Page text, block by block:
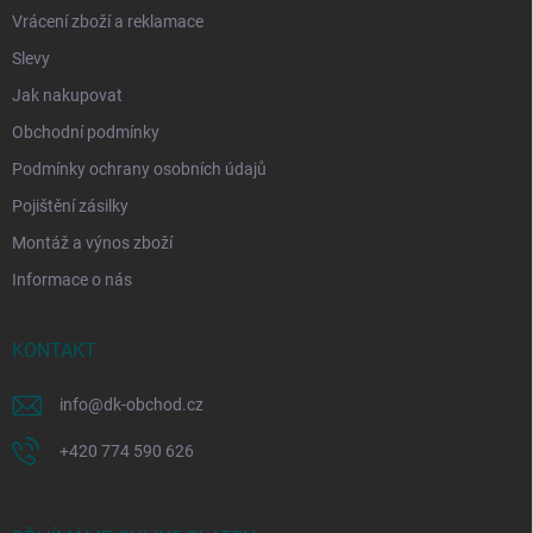
Vrácení zboží a reklamace
Slevy
Jak nakupovat
Obchodní podmínky
Podmínky ochrany osobních údajů
Pojištění zásilky
Montáž a výnos zboží
Informace o nás
KONTAKT
info@dk-obchod.cz
+420 774 590 626